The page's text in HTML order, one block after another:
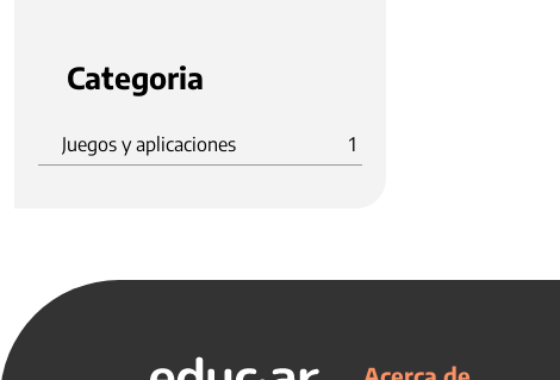
Categoria
Juegos y aplicaciones 1